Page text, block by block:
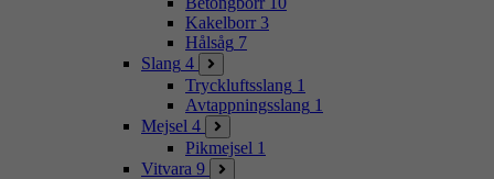
Kakelborr 3
Hålsåg 7
Slang 4
Tryckluftsslang 1
Avtappningsslang 1
Mejsel 4
Pikmejsel 1
Vitvara 9